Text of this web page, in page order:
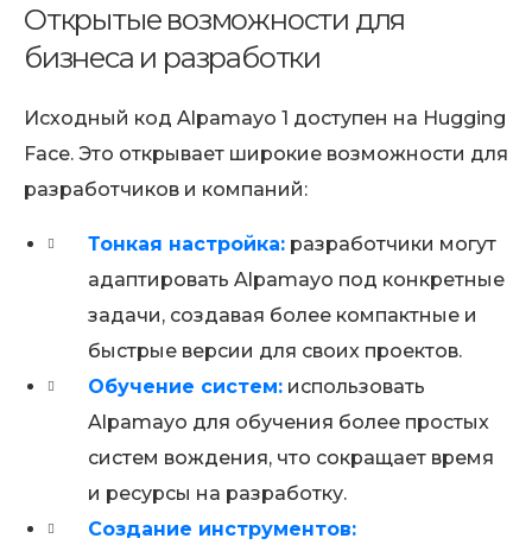
Открытые возможности для
бизнеса и разработки
Исходный код Alpamayo 1 доступен на Hugging
Face. Это открывает широкие возможности для
разработчиков и компаний:
Тонкая настройка: разработчики могут
адаптировать Alpamayo под конкретные
задачи, создавая более компактные и
быстрые версии для своих проектов.
Обучение систем: использовать
Alpamayo для обучения более простых
систем вождения, что сокращает время
и ресурсы на разработку.
Создание инструментов: